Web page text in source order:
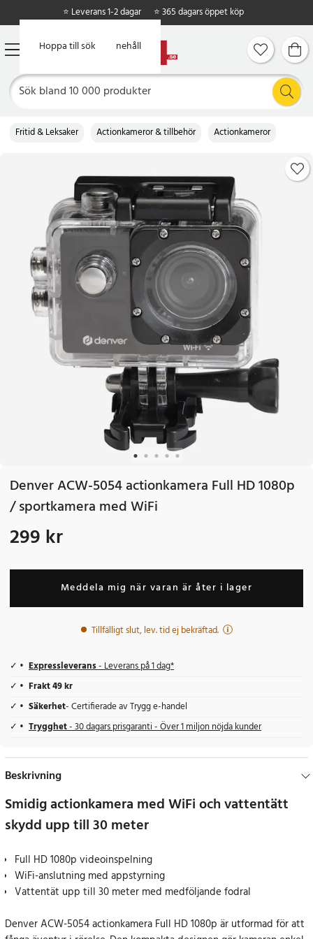
Hoppa till huvudinnehåll
Hoppa till sök
⭐ Leverans 1-2 dagar ⭐ 365 dagars öppet köp
Fritid & Leksaker Actionkameror & tillbehör Actionkameror
Denver ACW-5054 actionkamera Full HD 1080p
/ sportkamera med WiFi
Pris:299 kr
299 kr
Meddela mig när varan är åter i lager
Tillfälligt slut, lev. tid ej bekräftad.
Expressleverans- Leverans på 1 dag*
Frakt 49 kr
Säkerhet- Certifierade av Trygg e-handel
Trygghet- 30 dagars prisgaranti - Över 1 miljon nöjda kunder
Beskrivning
Smidig actionkamera med WiFi och vattentätt
skydd upp till 30 meter
Full HD 1080p videoinspelning
WiFi-anslutning med appstyrning
Vattentät upp till 30 meter med medföljande fodral
Denver ACW-5054 actionkamera Full HD 1080p är utformad för att